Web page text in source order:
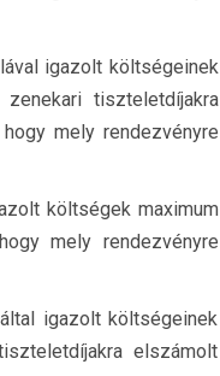
igazolt költségeinek
tiszteletdíjakra
mely rendezvényre
költségek maximum
mely rendezvényre
igazolt költségeinek
elszámolt